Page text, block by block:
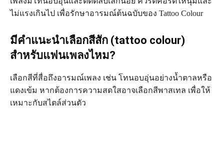
ไม่แรงเกินไป เพื่อรักษาอารมณ์ต้นฉบับของ Tattoo Colour
มีคำแนะนำเลือกสีสัก (tattoo colour)
สำหรับแฟนเพลงไหม?
เลือกสีที่สื่อถึงอารมณ์เพลง เช่น โทนอบอุ่นอย่างน้ำตาลหรือ
แดงเข้ม หากต้องการความสดใสอาจเลือกสีพาสเทล เพื่อให้
เหมาะกับสไตล์ส่วนตัว